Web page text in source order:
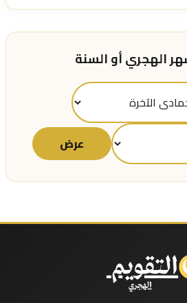
الهجري أو السنة
عرض